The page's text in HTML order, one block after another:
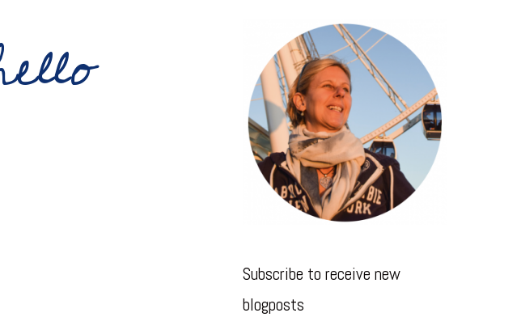
Subscribe to receive new
blogposts